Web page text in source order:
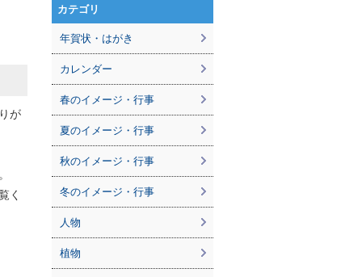
が
く
カテゴリ
年賀状・はがき
カレンダー
春のイメージ・行事
夏のイメージ・行事
秋のイメージ・行事
冬のイメージ・行事
人物
植物